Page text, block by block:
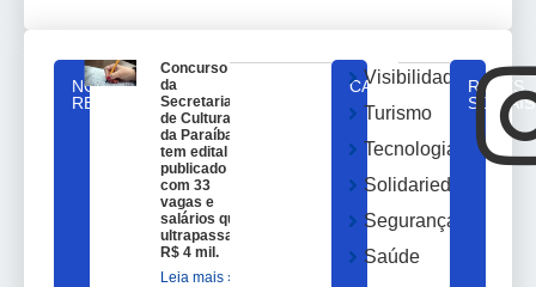
NOTICIAS
RELACIONADAS
Concurso
da
Secretaria
de Cultura
da Paraíba
tem edital
publicado
com 33
vagas e
salários que
ultrapassam
R$ 4 mil.
Leia mais »
CATEGORIAS
Visibilidade
Turismo
Tecnologia
Solidariedade
Segurança
Saúde
REDES
SOCIAIS